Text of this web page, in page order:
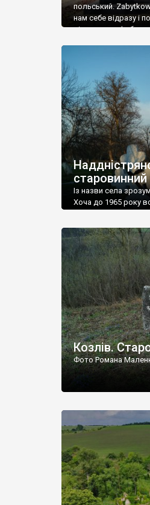
польський.
нам себе відразу і
віднести до
виявилося більше
абсолютну
оманливим – […]
Із назви села
Хоча до 1965 року
Наддністрянське
сіл. У селі є
Козлів.
Фото Романа